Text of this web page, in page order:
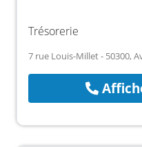
Trésorerie
7 rue Louis-Millet - 50300,